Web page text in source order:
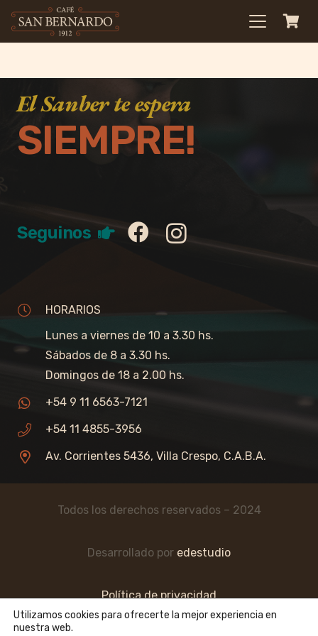
El Sanber te espera
SIEMPRE!
Seguinos
HORARIOS
Lunes a viernes de 10 a 3.30 hs.
Sábados de 8 a 3.30 hs.
Domingos de 18 a 2.00 hs.
+54 9 11 6563-7121
+54 11 4855-3956
Av. Corrientes 5436, Villa Crespo, C.A.B.A.
Todos los derechos reservados – 2024
Desarrollado por edestudio
Política de privacidad
Utilizamos cookies para ofrecerte la mejor experiencia en
nuestra web.